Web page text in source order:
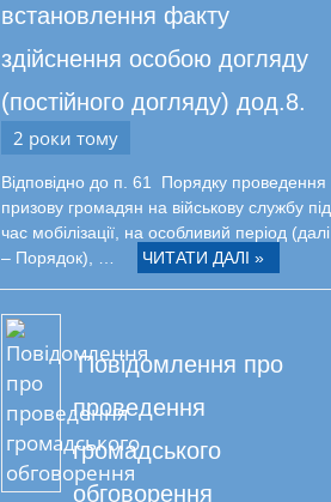
встановлення факту
здійснення особою догляду
(постійного догляду) дод.8.
2 роки тому
Відповідно до п. 61 Порядку проведення
призову громадян на військову службу під
час мобілізації, на особливий період (далі
– Порядок), …
ЧИТАТИ ДАЛІ »
Повідомлення про
проведення
громадського
обговорення